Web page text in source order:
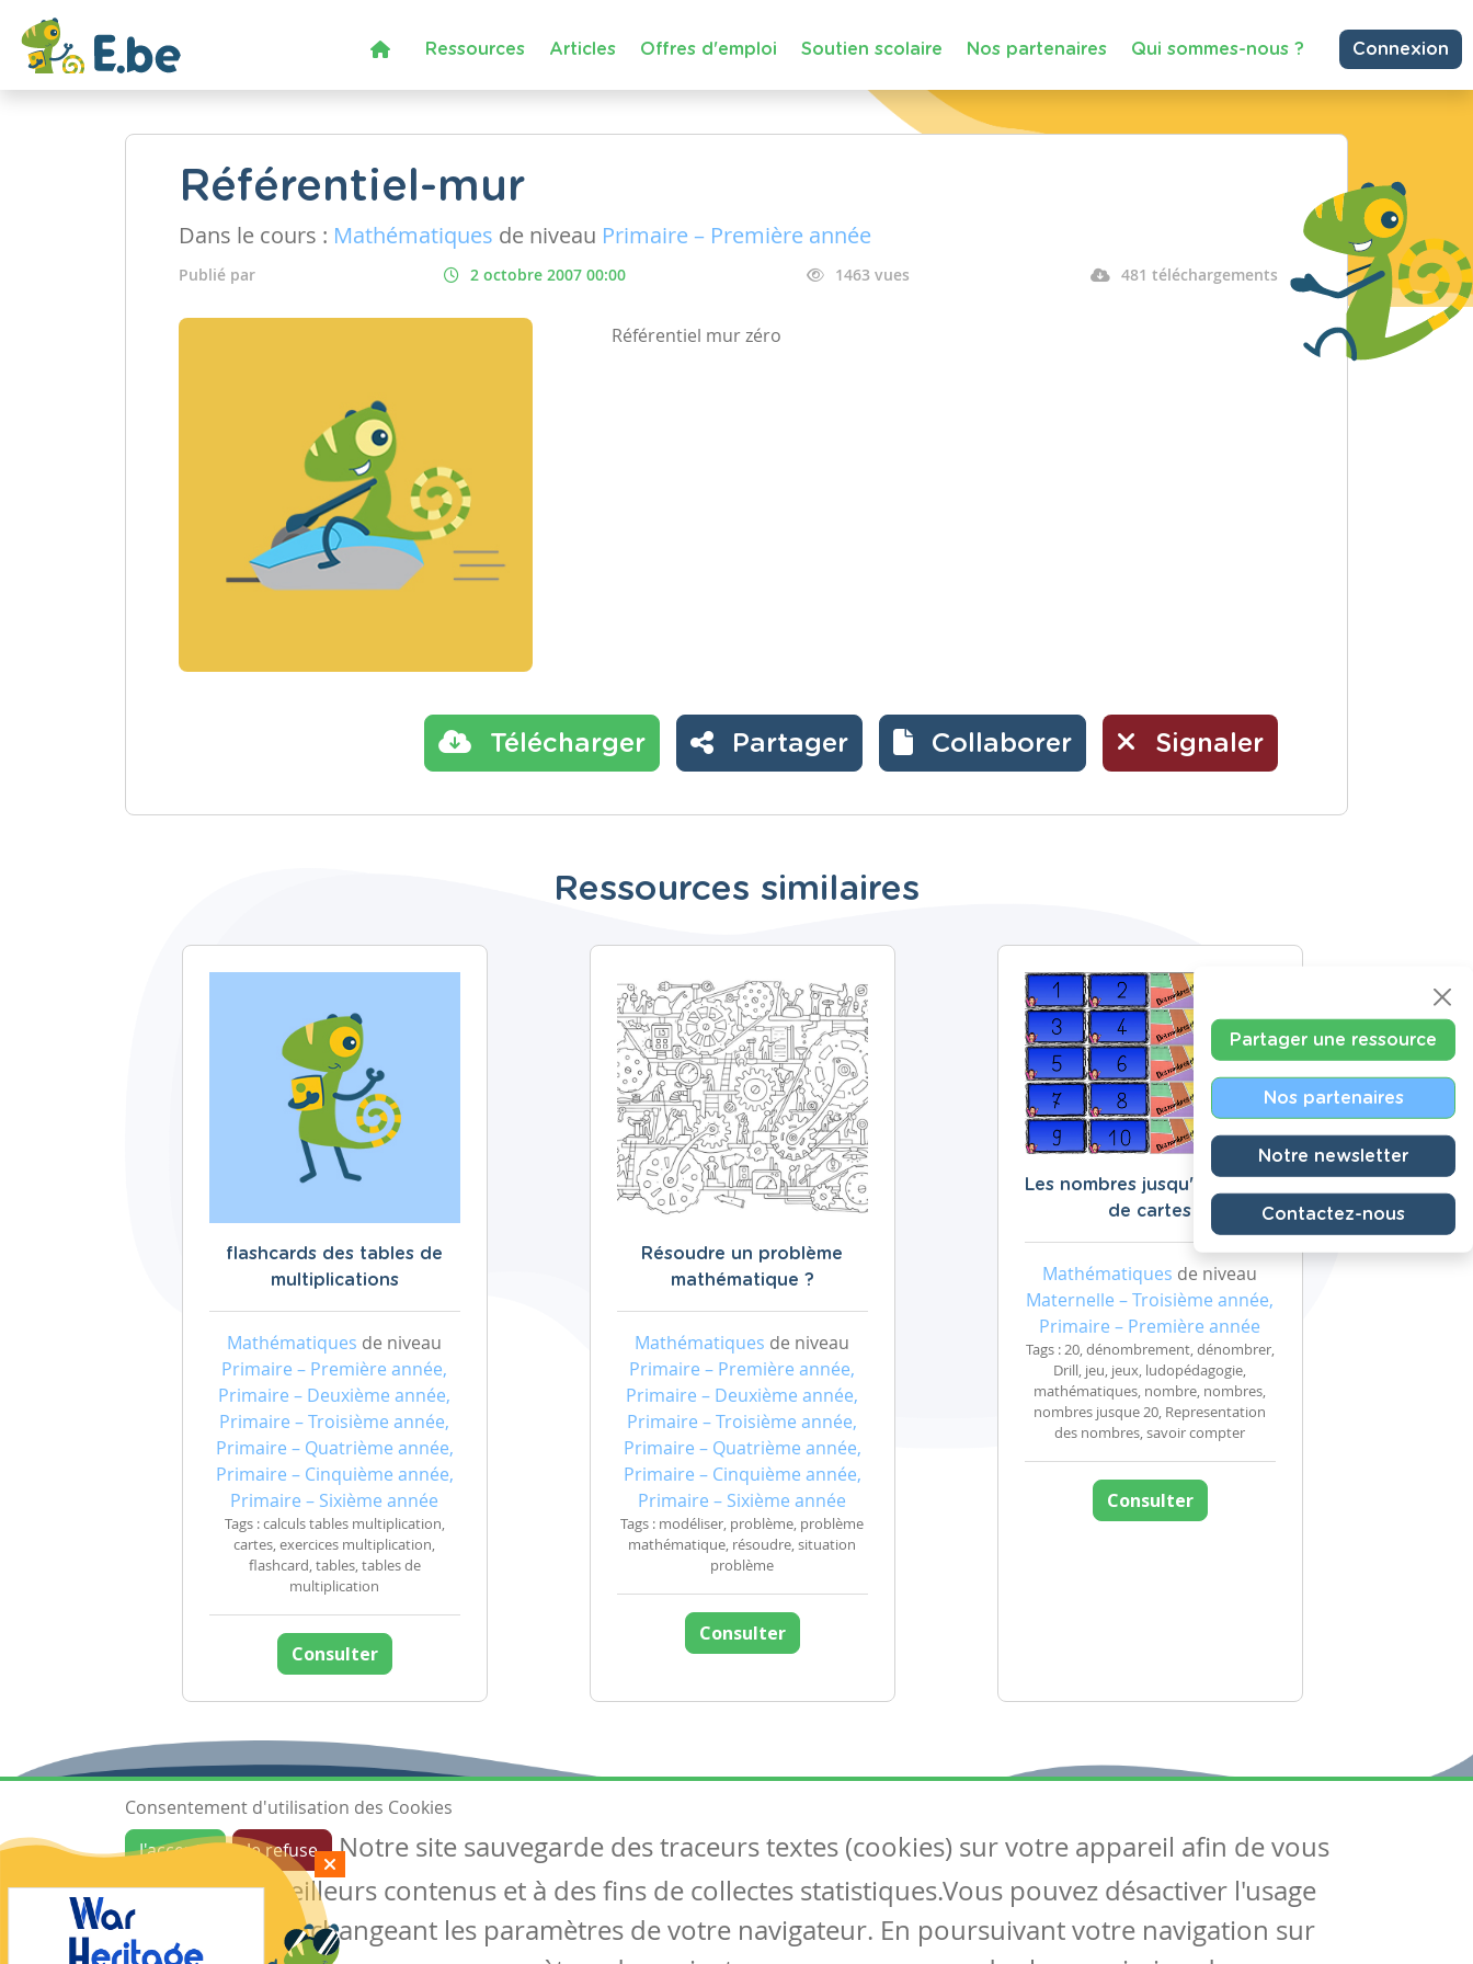
Ressources Articles Offres d'emploi Soutien scolaire Nos partenaires Qui sommes-nous ? Connexion
Référentiel-mur
Dans le cours : Mathématiques de niveau Primaire – Première année
Publié par 2 octobre 2007 00:00 1463 vues 481 téléchargements
Référentiel mur zéro
Télécharger Partager Collaborer Signaler
Ressources similaires
flashcards des tables de
multiplications
Mathématiques de niveau
Primaire – Première année,
Primaire – Deuxième année,
Primaire – Troisième année,
Primaire – Quatrième année,
Primaire – Cinquième année,
Primaire – Sixième année
Tags : calculs tables multiplication,
cartes, exercices multiplication,
flashcard, tables, tables de
multiplication
Consulter
Résoudre un problème
mathématique ?
Mathématiques de niveau
Primaire – Première année,
Primaire – Deuxième année,
Primaire – Troisième année,
Primaire – Quatrième année,
Primaire – Cinquième année,
Primaire – Sixième année
Tags : modéliser, problème, problème
mathématique, résoudre, situation
problème
Consulter
Les nombres jusqu'à 20 : jeu
de cartes
Mathématiques de niveau
Maternelle – Troisième année,
Primaire – Première année
Tags : 20, dénombrement, dénombrer,
Drill, jeu, jeux, ludopédagogie,
mathématiques, nombre, nombres,
nombres jusque 20, Representation
des nombres, savoir compter
Consulter
Partager une ressource
Nos partenaires
Notre newsletter
Contactez-nous
Ressources
Les ressources
Créer une ressource
Mes ressources
Articles
Tous les articles
Articles DYS
Suivez-nous
Contactez-nous
Soutien scolaire
Consentement d'utilisation des Cookies
J'accepte
Je refuse
Notre site sauvegarde des traceurs textes (cookies) sur votre appareil afin de vous
garantir de meilleurs contenus et à des fins de collectes statistiques.Vous pouvez désactiver l'usage
des cookies en changeant les paramètres de votre navigateur. En poursuivant votre navigation sur